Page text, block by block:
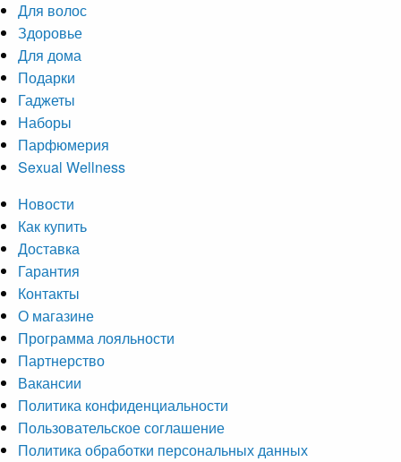
Для волос
Здоровье
Для дома
Подарки
Гаджеты
Наборы
Парфюмерия
Sexual Wellness
Новости
Как купить
Доставка
Гарантия
Контакты
О магазине
Программа лояльности
Партнерство
Вакансии
Политика конфиденциальности
Пользовательское соглашение
Политика обработки персональных данных